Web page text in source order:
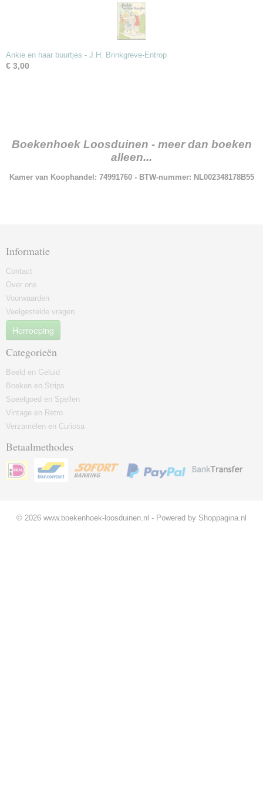
Ankie en haar buurtjes - J.H. Brinkgreve-Entrop
€ 3,00
Boekenhoek Loosduinen - meer dan boeken
alleen...
Kamer van Koophandel: 74991760 - BTW-nummer: NL002348178B55
Informatie
Contact
Over ons
Voorwaarden
Veelgestelde vragen
Herroeping
Categorieën
Beeld en Geluid
Boeken en Strips
Speelgoed en Spellen
Vintage en Retro
Verzamelen en Curiosa
Betaalmethodes
© 2026 www.boekenhoek-loosduinen.nl - Powered by Shoppagina.nl